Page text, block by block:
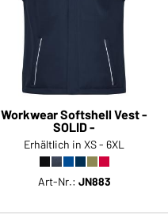
Workwear Softshell Vest -
SOLID -
Erhältlich in XS - 6XL
Art-Nr.: JN883